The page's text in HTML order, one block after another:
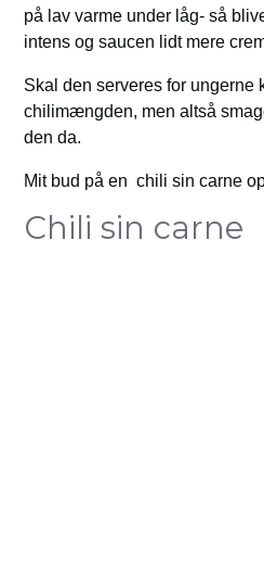
på lav varme under låg- så
intens og saucen lidt mere
Skal den serveres for
chilimængden, men altså
den da.
Mit bud på en chili sin carne
Chili sin carne